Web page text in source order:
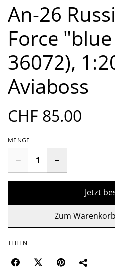
An-26
Force
36072),
Aviaboss
CHF 85.00
MENGE
Jetzt
Zum
TEILEN